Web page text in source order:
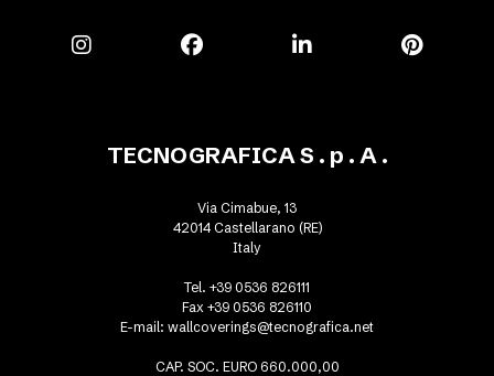
TECNOGRAFICA S . p . A .
Via Cimabue, 13
42014 Castellarano (RE)
Italy
Tel. +39 0536 826111
Fax +39 0536 826110
E-mail: wallcoverings@tecnografica.net
CAP. SOC. EURO 660.000,00